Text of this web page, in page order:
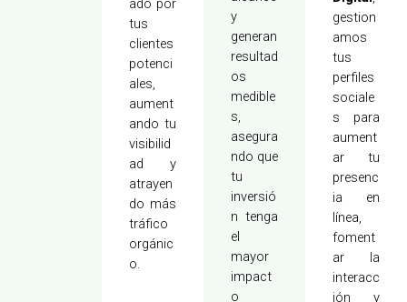
ado por
tus
clientes
potenci
ales,
aument
ando tu
visibilid
ad y
atrayen
do más
tráfico
orgánic
o.
y
generan
resultad
os
medible
s,
asegura
ndo que
tu
inversió
n tenga
el
mayor
impact
o
gestion
amos
tus
perfiles
sociale
s para
aument
ar tu
presenc
ia en
línea,
foment
ar la
interacc
ión y